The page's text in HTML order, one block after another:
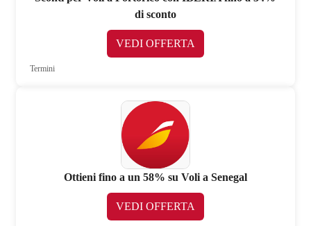
di sconto
VEDI OFFERTA
Termini
Ottieni fino a un 58% su Voli a Senegal
VEDI OFFERTA